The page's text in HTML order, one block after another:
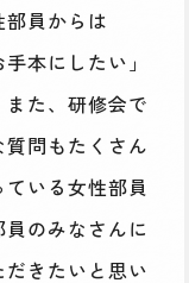
員からは
本にしたい」
た、研修会で
問もたくさん
いる女性部員
のみなさんに
きたいと思い